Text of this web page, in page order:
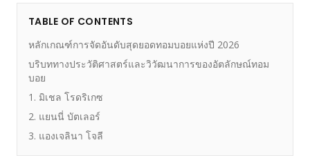
TABLE OF CONTENTS
หลักเกณฑ์การจัดอันดับสุดยอดทอมบอยแห่งปี 2026
บริบททางประวัติศาสตร์และวิวัฒนาการของอัตลักษณ์ทอม
บอย
1. มิเชล โรดริเกซ
2. แยนนี่ บัตเลอร์
3. แองเจลินา โจลี